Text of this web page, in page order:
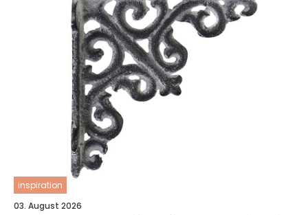
inspiration
03. August 2026